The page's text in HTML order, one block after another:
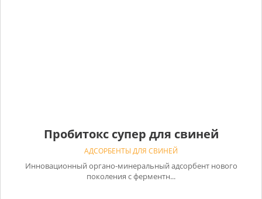
Пробитокс супер для свиней
АДСОРБЕНТЫ ДЛЯ СВИНЕЙ
Инновационный органо-минеральный адсорбент нового
поколения с ферментн...